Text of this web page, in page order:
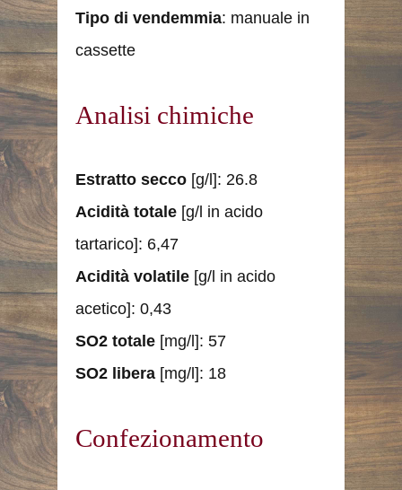
Tipo di vendemmia: manuale in
cassette
Analisi chimiche
Estratto secco [g/l]: 26.8
Acidità totale [g/l in acido
tartarico]: 6,47
Acidità volatile [g/l in acido
acetico]: 0,43
SO2 totale [mg/l]: 57
SO2 libera [mg/l]: 18
Confezionamento